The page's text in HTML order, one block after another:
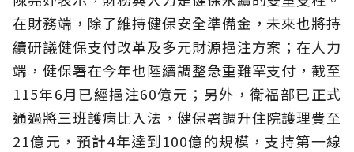
在財務端，除了維持健保安全準備金，未來也將持
續研議健保支付改革及多元財源挹注方案；在人力
端，健保署在今年也陸續調整急重難罕支付，截至
115年6月已經挹注60億元；另外，衛福部已正式
通過將三班護病比入法，健保署調升住院護理費至
21億元，預計4年達到100億的規模，支持第一線